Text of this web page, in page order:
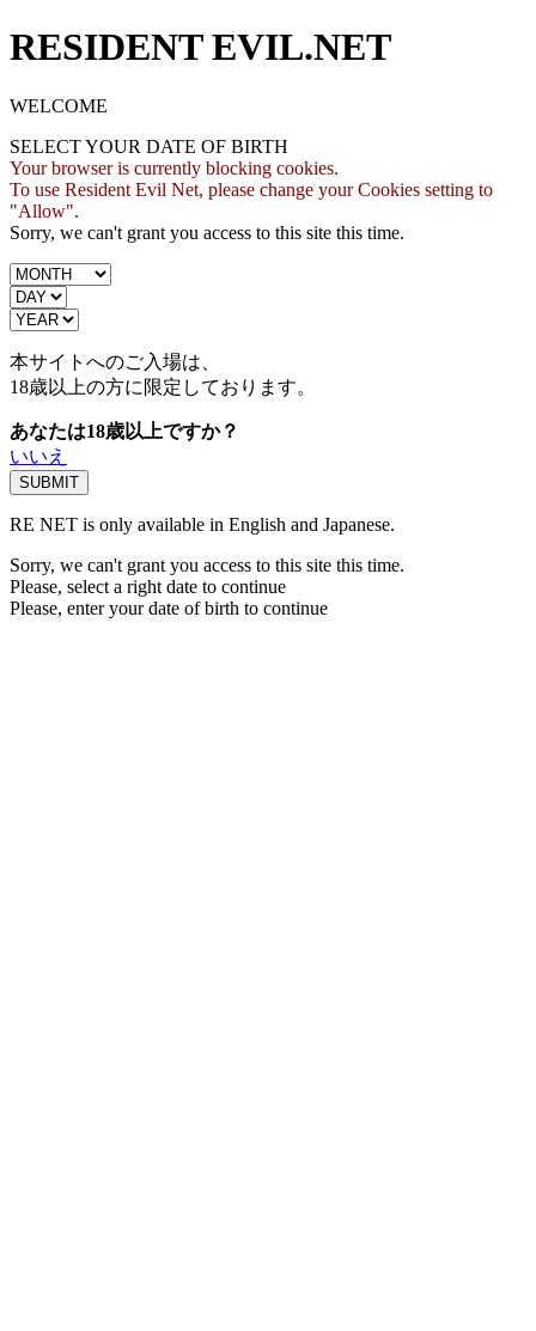
RESIDENT EVIL.NET
WELCOME
SELECT YOUR DATE OF BIRTH
Your browser is currently blocking cookies.
To use Resident Evil Net, please change your Cookies setting to
"Allow".
Sorry, we can't grant you access to this site this time.
本サイトへのご入場は、
18歳以上の方に限定しております。
あなたは18歳以上ですか？
いいえ
RE NET is only available in English and Japanese.
Sorry, we can't grant you access to this site this time.
Please, select a right date to continue
Please, enter your date of birth to continue